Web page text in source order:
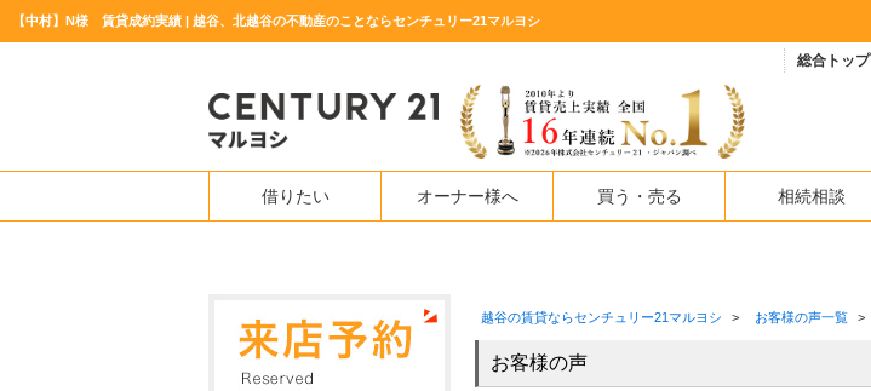
【中村】N様 賃貸成約実績 | 越谷、北越谷の不動産のことならセンチュリー21マルヨシ
総合トップ
借りたい オーナー様へ 買う・売る 相続相談
越谷の賃貸ならセンチュリー21マルヨシ > お客様の声一覧 >
お客様の声